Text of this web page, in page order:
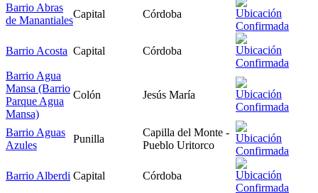
Barrio Abras
de Manantiales
Capital Córdoba
Barrio Acosta Capital Córdoba
Barrio Agua
Mansa (Barrio
Parque Agua
Mansa)
Colón Jesús María
Barrio Aguas
Azules
Punilla
Capilla del Monte -
Pueblo Uritorco
Barrio Alberdi Capital Córdoba